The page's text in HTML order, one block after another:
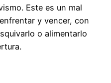
Este es un mal
y vencer, con
o alimentarlo